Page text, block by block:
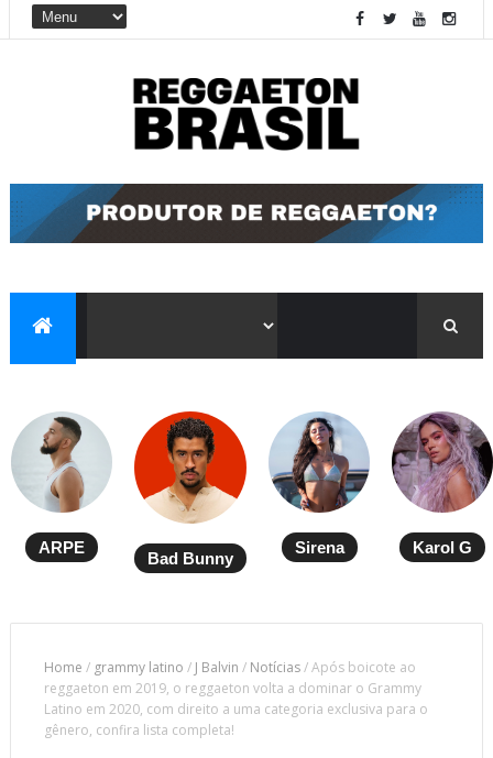
ARPE
Bad Bunny
Sirena Karol G
Home / grammy latino / J Balvin / Notícias/Após boicote ao
reggaeton em 2019, o reggaeton volta a dominar o Grammy
Latino em 2020, com direito a uma categoria exclusiva para o
gênero, confira lista completa!